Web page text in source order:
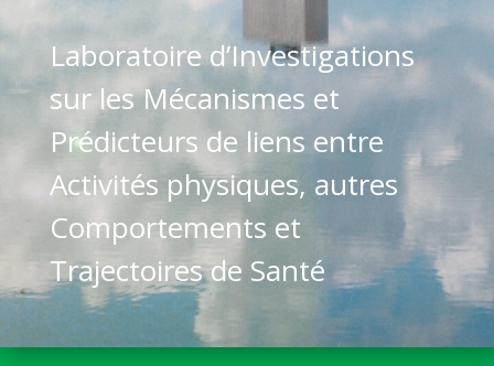
Laboratoire d’Investigations
sur les Mécanismes et
Prédicteurs de liens entre
Activités physiques, autres
Comportements et
Trajectoires de Santé